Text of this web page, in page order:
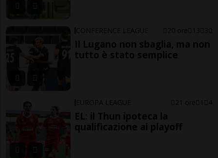
CONFERENCE LEAGUE 20 ore 13 30
Il Lugano non sbaglia, ma non
tutto è stato semplice
EUROPA LEAGUE 21 ore 1 4
EL: il Thun ipoteca la
qualificazione ai playoff